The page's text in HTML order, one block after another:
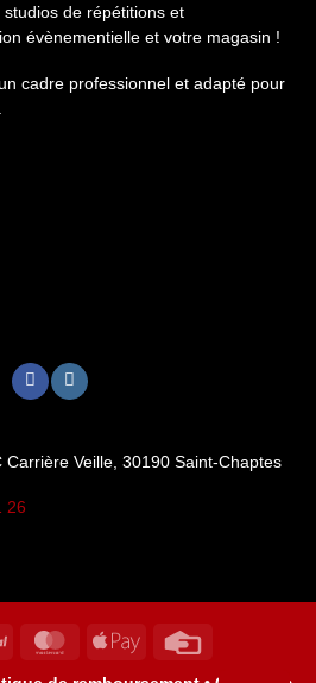
de répétitions et
évènementielle et votre magasin !
cadre professionnel et adapté pour
Veille, 30190 Saint-Chaptes
26
PayPal MasterCardApple